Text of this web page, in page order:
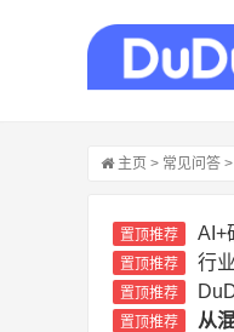
主页 > 常见问答 >
置顶推荐 AI+
置顶推荐 行
置顶推荐
置顶推荐 从